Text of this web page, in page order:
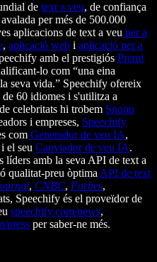
de text a veu, de confiança
per més de 500.000
aplicacions de text a veu per a
, aplicació web i aplicació per a
amb el prestigiós Premi
lo com “una eina
seva vida.” Speechify ofereix
de 60 idiomes i s'utilitza a
celebritats hi trobem Snoop
i empreses, Speechify
com Generador de veu IA,
i el seu Canviador de veu IA.
líders amb la seva API de text a
qualitat-preu òptima API de text
, CNBC, Forbes,
Speechify és el proveïdor de
speechify.com/news,
press per saber-ne més.